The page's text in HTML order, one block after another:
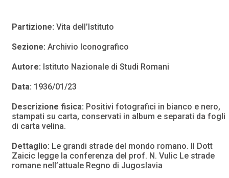
Partizione: Vita dell’Istituto
Sezione: Archivio Iconografico
Autore: Istituto Nazionale di Studi Romani
Data: 1936/01/23
Descrizione fisica: Positivi fotografici in bianco e nero,
stampati su carta, conservati in album e separati da fogli
di carta velina.
Dettaglio: Le grandi strade del mondo romano. Il Dott
Zaicic legge la conferenza del prof. N. Vulic Le strade
romane nell’attuale Regno di Jugoslavia